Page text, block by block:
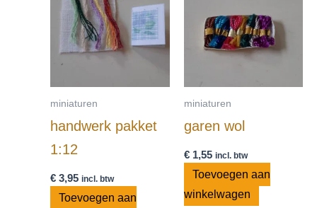
miniaturen
handwerk pakket
1:12
€ 3,95 incl. btw
Toevoegen aan
miniaturen
garen wol
€1,55 incl. btw
Toevoegen aan
winkelwagen